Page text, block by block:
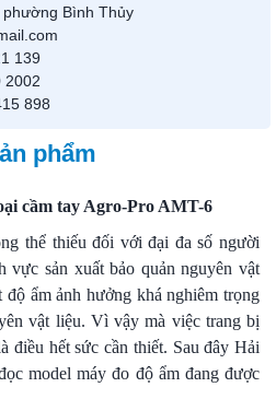
phường Bình Thủy
139
2002
898
phẩm
cầm tay Agro-Pro AMT-6
thể thiếu đối với đại đa số người
vực sản xuất bảo quản nguyên vật
ẩm ảnh hưởng khá nghiêm trọng
vật liệu. Vì vậy mà việc trang bị
điều hết sức cần thiết. Sau đây Hải
model máy đo độ ẩm đang được